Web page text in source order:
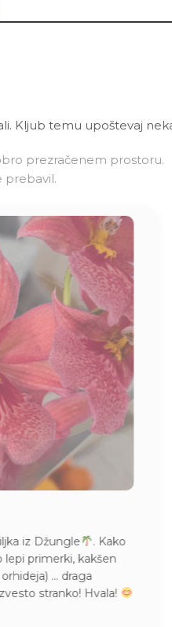
Kljub temu upoštevaj
prezračenem prostoru.
prebavil.
iz Džungle
. Kako
lepi primerki, kakšen
… draga
stranko! Hvala!